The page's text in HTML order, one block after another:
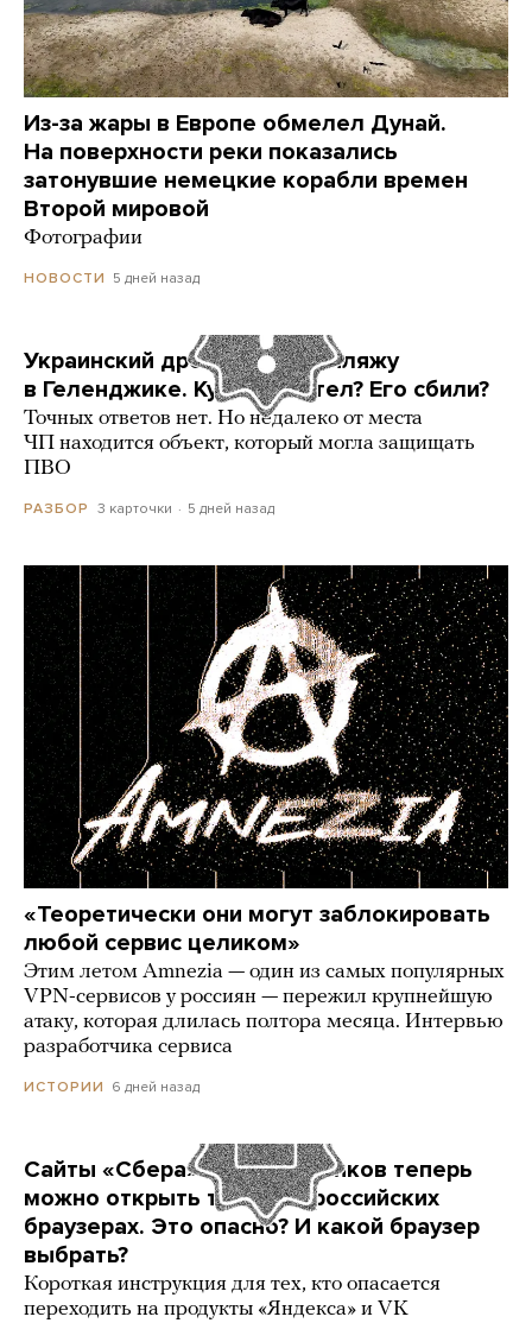
Из-за жары в Европе обмелел Дунай.
На поверхности реки показались
затонувшие немецкие корабли времен
Второй мировой
Фотографии
НОВОСТИ 5 дней назад
Украинский дрон попал по пляжу
в Геленджике. Куда он летел? Его сбили?
Точных ответов нет. Но недалеко от места
ЧП находится объект, который могла защищать
ПВО
РАЗБОР 3 карточки 5 дней назад
«Теоретически они могут заблокировать
любой сервис целиком»
Этим летом Amnezia — один из самых популярных
VPN-сервисов у россиян — пережил крупнейшую
атаку, которая длилась полтора месяца. Интервью
разработчика сервиса
ИСТОРИИ 6 дней назад
Сайты «Сбера» и других банков теперь
можно открыть только в российских
браузерах. Это опасно? И какой браузер
выбрать?
Короткая инструкция для тех, кто опасается
переходить на продукты «Яндекса» и VK